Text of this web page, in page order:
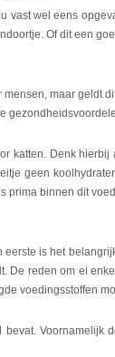
vast wel eens
Of dit een
maar geldt
katten. Denk
geen
prima binnen dit
is het
reden om ei
voedingsstoffen
Voornamelijk